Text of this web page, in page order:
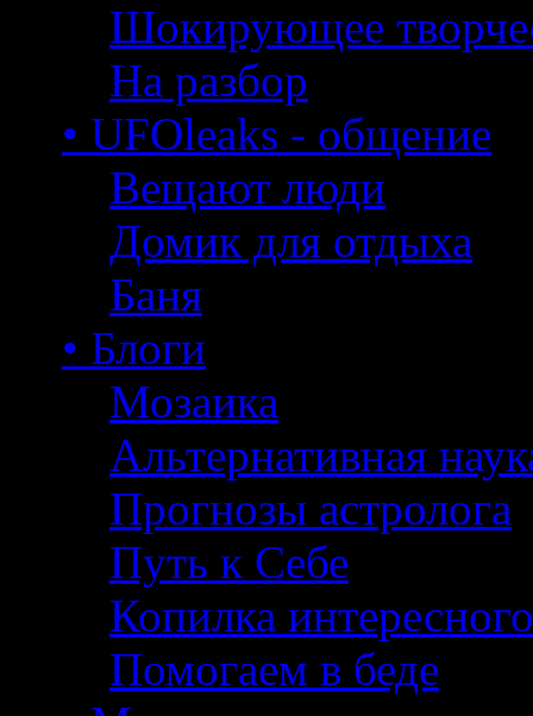
Шокирующее
На разбор
• UFOleaks - общение
Вещают люди
Домик для отдыха
Баня
• Блоги
Мозаика
Альтернативная
Прогнозы астролога
Путь к Себе
Копилка интересного
Помогаем в беде